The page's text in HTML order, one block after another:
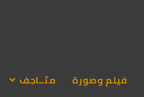
فيلم وصورة
متَــاحِف